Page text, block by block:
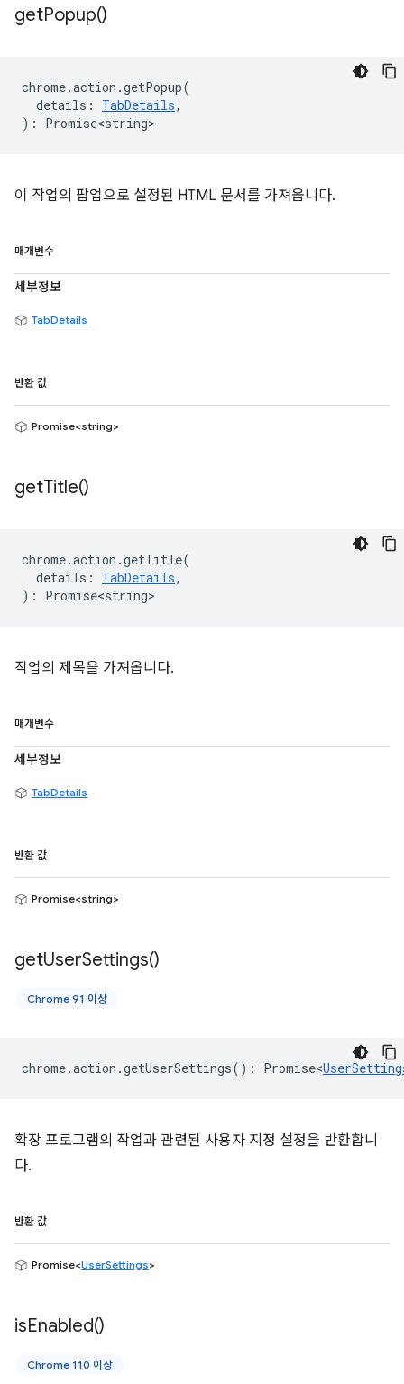
getPopup()
chrome.action .getPopup(
details : TabDetails,
) : Promise<string>
이 작업의 팝업으로 설정된 HTML 문서를 가져옵니다.
매개변수
세부정보
TabDetails
반환 값
Promise<string>
getTitle()
chrome.action .getTitle(
details : TabDetails,
) : Promise<string>
작업의 제목을 가져옵니다.
매개변수
세부정보
TabDetails
반환 값
Promise<string>
getUserSettings()
Chrome 91 이상
chrome.action .getUserSettings() : Promise<
확장 프로그램의 작업과 관련된 사용자 지정 설정을 반환합니
다.
반환 값
Promise<UserSettings>
isEnabled()
Chrome 110 이상